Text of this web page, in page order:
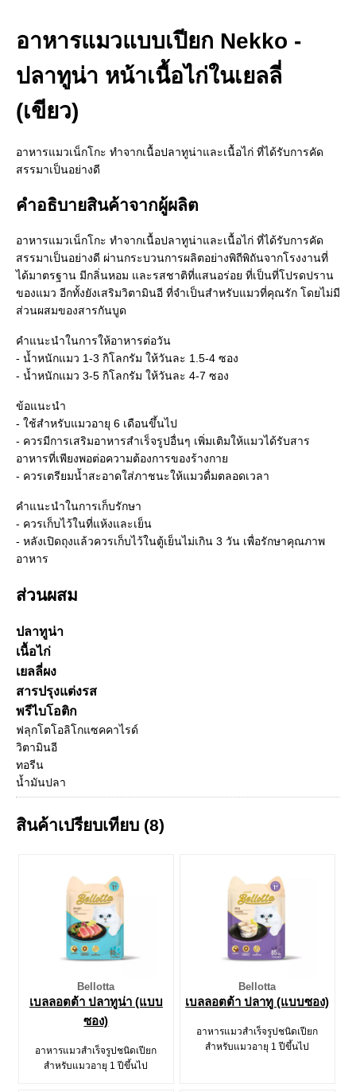
อาหารแมวแบบเปียก Nekko -
ปลาทูน่า หน้าเนื้อไก่ในเยลลี่
(เขียว)
อาหารแมวเน็กโกะ ทำจากเนื้อปลาทูน่าและเนื้อไก่ ที่ได้รับการคัด
สรรมาเป็นอย่างดี
คำอธิบายสินค้าจากผู้ผลิต
อาหารแมวเน็กโกะ ทำจากเนื้อปลาทูน่าและเนื้อไก่ ที่ได้รับการคัด
สรรมาเป็นอย่างดี ผ่านกระบวนการผลิตอย่างพิถีพิถันจากโรงงานที่
ได้มาตรฐาน มีกลิ่นหอม และรสชาติที่แสนอร่อย ที่เป็นที่โปรดปราน
ของแมว อีกทั้งยังเสริมวิตามินอี ที่จำเป็นสำหรับแมวที่คุณรัก โดยไม่มี
ส่วนผสมของสารกันบูด
คำแนะนำในการให้อาหารต่อวัน
- น้ำหนักแมว 1-3 กิโลกรัม ให้วันละ 1.5-4 ซอง
- น้ำหนักแมว 3-5 กิโลกรัม ให้วันละ 4-7 ซอง
ข้อแนะนำ
- ใช้สำหรับแมวอายุ 6 เดือนขึ้นไป
- ควรมีการเสริมอาหารสำเร็จรูปอื่นๆ เพิ่มเติมให้แมวได้รับสาร
อาหารที่เพียงพอต่อความต้องการของร้างกาย
- ควรเตรียมน้ำสะอาดใส่ภาชนะให้แมวดื่มตลอดเวลา
คำแนะนำในการเก็บรักษา
- ควรเก็บไว้ในที่แห้งและเย็น
- หลังเปิดถุงแล้วควรเก็บไว้ในตู้เย็นไม่เกิน 3 วัน เพื่อรักษาคุณภาพ
อาหาร
ส่วนผสม
ปลาทูน่า
เนื้อไก่
เยลลี่ผง
สารปรุงแต่งรส
พรีไบโอติก
ฟลุกโตโอลิโกแซคคาไรด์
วิตามินอี
ทอรีน
น้ำมันปลา
สินค้าเปรียบเทียบ (8)
Bellotta
เบลลอตต้า ปลาทูน่า (แบบ
ซอง)
อาหารแมวสำเร็จรูปชนิดเปียก
สำหรับแมวอายุ 1 ปีขึ้นไป
Bellotta
เบลลอตต้า ปลาทู (แบบซอง)
อาหารแมวสำเร็จรูปชนิดเปียก
สำหรับแมวอายุ 1 ปีขึ้นไป